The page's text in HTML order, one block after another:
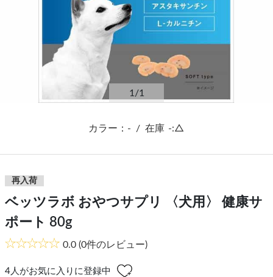
1 /1
カラー：- / 在庫 -:△
再入荷
ベッツラボ おやつサプリ 〈犬用〉 健康サ
ポート 80g
0.0 (0件のレビュー)
4人がお気に入りに登録中